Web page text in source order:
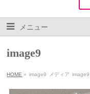
メニュー
image9
HOME » image9 メディア image9